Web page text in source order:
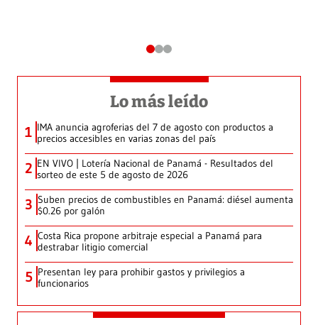
Lo más leído
1 IMA anuncia agroferias del 7 de agosto con productos a
precios accesibles en varias zonas del país
2 EN VIVO | Lotería Nacional de Panamá - Resultados del
sorteo de este 5 de agosto de 2026
3 Suben precios de combustibles en Panamá: diésel aumenta
$0.26 por galón
4 Costa Rica propone arbitraje especial a Panamá para
destrabar litigio comercial
5 Presentan ley para prohibir gastos y privilegios a
funcionarios